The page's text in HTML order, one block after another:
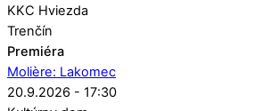
KKC Hviezda
Trenčín
Premiéra
Molière: Lakomec
20.9.2026 - 17:30